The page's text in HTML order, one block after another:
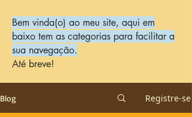
Bem vinda(o) ao meu site, aqui em
baixo tem as categorias para facilitar a
sua navegação.
Até breve!
Blog Registre-se